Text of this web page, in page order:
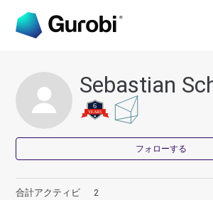
Sebastian
フォローする
合計アクティビ
2